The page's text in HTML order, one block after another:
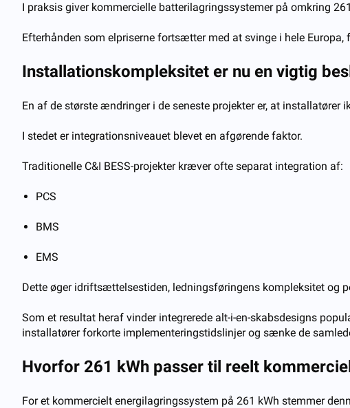
I praksis giver kommercielle batterilagringssystemer på omkring
Efterhånden som elpriserne fortsætter med at svinge i hele
Installationskompleksitet er nu en vigtig
En af de største ændringer i de seneste projekter er, at
I stedet er integrationsniveauet blevet en afgørende faktor.
Traditionelle C&I BESS-projekter kræver ofte separat integration af:
PCS
BMS
EMS
Dette øger idriftsættelsestiden, ledningsføringens kompleksitet og
Som et resultat heraf vinder integrerede alt-i-en-skabsdesigns
installatører forkorte implementeringstidslinjer og sænke de
Hvorfor 261 kWh passer til reelt
For et kommercielt energilagringssystem på 261 kWh stemmer